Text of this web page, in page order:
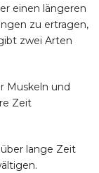
einen längeren
zu ertragen,
zwei Arten
Muskeln und
Zeit
lange Zeit